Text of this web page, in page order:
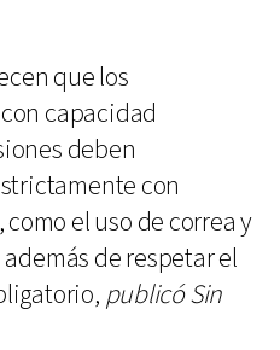
que los
capacidad
deben
con
el uso de correa y
de respetar el
publicó Sin